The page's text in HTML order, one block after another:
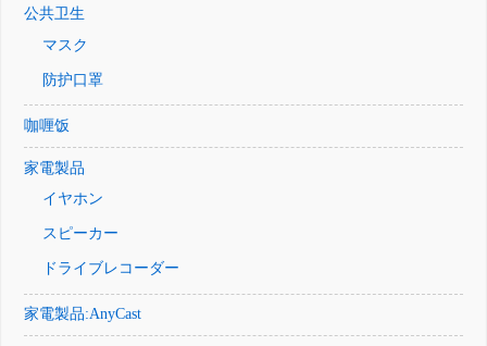
公共卫生
マスク
防护口罩
咖喱饭
家電製品
イヤホン
スピーカー
ドライブレコーダー
家電製品:AnyCast